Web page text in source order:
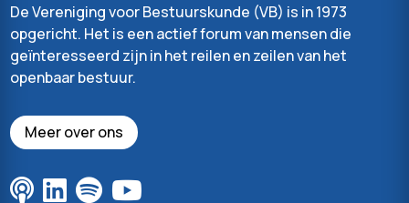
De Vereniging voor Bestuurskunde (VB) is in 1973
opgericht. Het is een actief forum van mensen die
geïnteresseerd zijn in het reilen en zeilen van het
openbaar bestuur.
Meer over ons